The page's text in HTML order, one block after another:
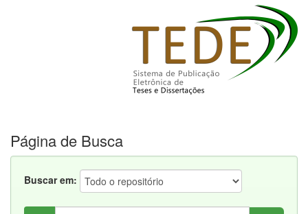
Página de Busca
Buscar em: